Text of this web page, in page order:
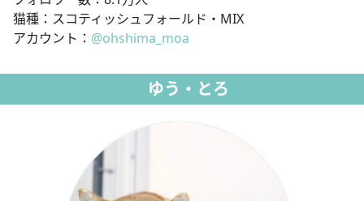
猫種：スコティッシュフォールド・MIX
アカウント： @ohshima_moa
ゆう・とろ